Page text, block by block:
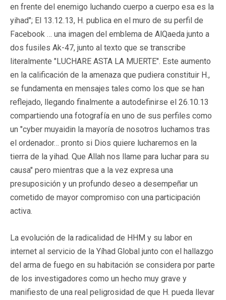
en frente del enemigo luchando cuerpo a cuerpo esa es la
yihad"; El 13.12.13, H. publica en el muro de su perfil de
Facebook … una imagen del emblema de AlQaeda junto a
dos fusiles Ak-47, junto al texto que se transcribe
literalmente "LUCHARE ASTA LA MUERTE". Este aumento
en la calificación de la amenaza que pudiera constituir H.,
se fundamenta en mensajes tales como los que se han
reflejado, llegando finalmente a autodefinirse el 26.10.13
compartiendo una fotografía en uno de sus perfiles como
un "cyber muyaidin la mayoría de nosotros luchamos tras
el ordenador… pronto si Dios quiere lucharemos en la
tierra de la yihad. Que Allah nos llame para luchar para su
causa" pero mientras que a la vez expresa una
presuposición y un profundo deseo a desempeñar un
cometido de mayor compromiso con una participación
activa.
La evolución de la radicalidad de HHM y su labor en
internet al servicio de la Yíhad Global junto con el hallazgo
del arma de fuego en su habitación se considera por parte
de los investigadores como un hecho muy grave y
manifiesto de una real peligrosidad de que H. pueda llevar